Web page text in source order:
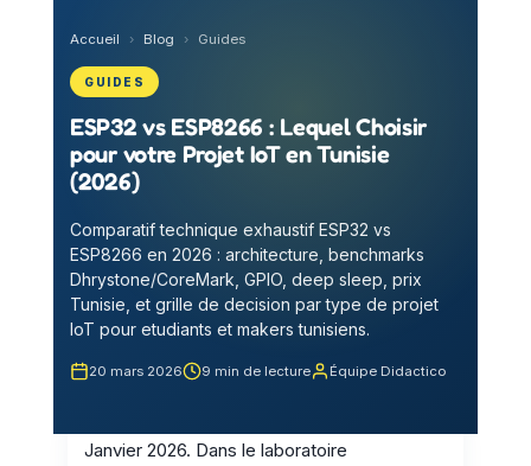
Accueil › Blog › Guides
GUIDES
ESP32 vs ESP8266 : Lequel Choisir
pour votre Projet IoT en Tunisie
(2026)
Comparatif technique exhaustif ESP32 vs
ESP8266 en 2026 : architecture, benchmarks
Dhrystone/CoreMark, GPIO, deep sleep, prix
Tunisie, et grille de decision par type de projet
IoT pour etudiants et makers tunisiens.
20 mars 2026 9 min de lecture Équipe Didactico
Janvier 2026. Dans le laboratoire